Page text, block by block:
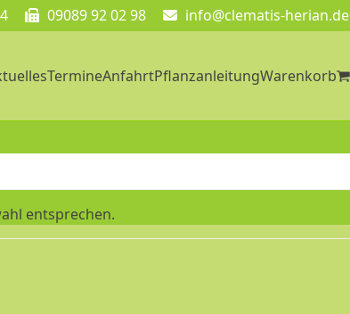
09089 92 02 98 info@clematis-herian.de
TermineAnfahrtPflanzanleitungWarenkorb
entsprechen.